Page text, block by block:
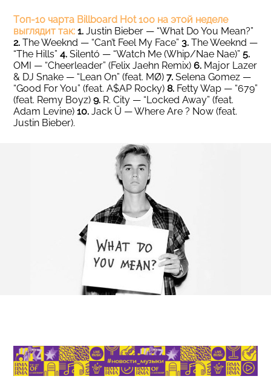
Tоп-10 чарта Billboard Hot 100 на этой неделе
выглядит так: 1. Justin Bieber — “What Do You Mean?”
2. The Weeknd — “Can’t Feel My Face” 3. The Weeknd —
“The Hills” 4. Silentó — “Watch Me (Whip/Nae Nae)” 5.
OMI — “Cheerleader” (Felix Jaehn Remix) 6. Major Lazer
& DJ Snake — “Lean On” (feat. MØ) 7. Selena Gomez —
“Good For You” (feat. A$AP Rocky) 8. Fetty Wap — “679”
(feat. Remy Boyz) 9. R. City — “Locked Away” (feat.
Adam Levine) 10. Jack Ü — Where Are ? Now (feat.
Justin Bieber).